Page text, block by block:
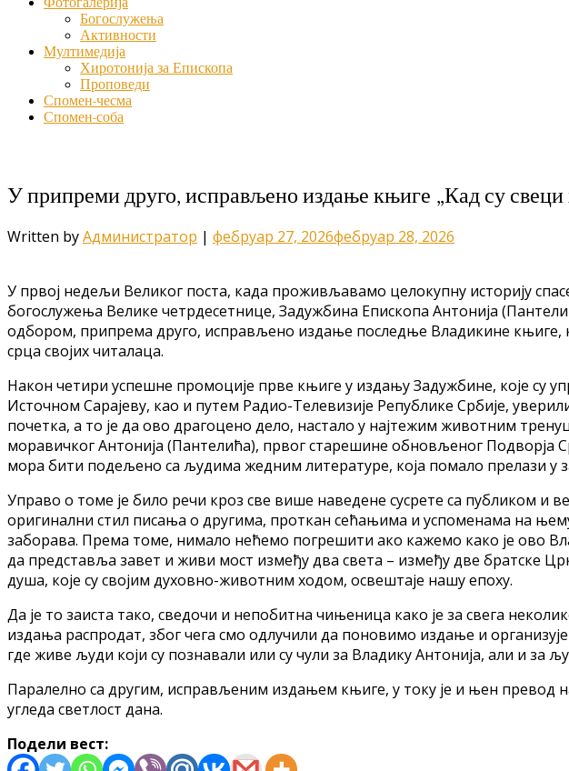
Богослужења
Активности
Мултимедија
Хиротонија за Епископа
Проповеди
Спомен-чесма
Спомен-соба
У припреми друго, исправљено издање књиге „Кад су
Written byАдминистратор | фебруар 27, 2026фебруар 28, 2026
У првој недељи Великог поста, када проживљавамо целокупну историју
богослужења Велике четрдесетнице, Задужбина Епископа Антонија
одбором, припрема друго, исправљено издање последње Владикине књиге,
срца својих читалаца.
Након четири успешне промоције прве књиге у издању Задужбине, које су
Источном Сарајеву, као и путем Радио-Телевизије Републике Србије,
почетка, а то је да ово драгоцено дело, настало у најтежим животним
моравичког Антонија (Пантелића), првог старешине обновљеног Подворја
мора бити подељено са људима жедним литературе, која помало прелази у
Управо о томе је било речи кроз све више наведене сусрете са публиком и
оригинални стил писања о другима, проткан сећањима и успоменама на
заборава. Према томе, нимало нећемо погрешити ако кажемо како је ово
да представља завет и живи мост између два света – између две братске
душа, које су својим духовно-животним ходом, освештаје нашу епоху.
Да је то заиста тако, сведочи и непобитна чињеница како је за свега
издања распродат, због чега смо одлучили да поновимо издање и
где живе људи који су познавали или су чули за Владику Антонија, али и за
Паралелно са другим, исправљеним издањем књиге, у току је и њен превод
угледа светлост дана.
Подели вест: